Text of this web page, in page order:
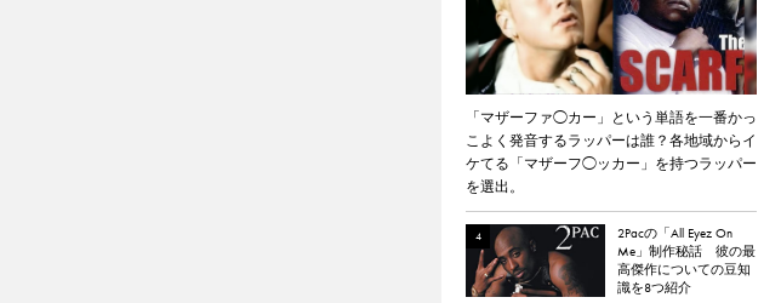
「マザーファ◯カー」という単語を一番かっ
こよく発音するラッパーは誰？各地域からイ
ケてる「マザーフ◯ッカー」を持つラッパー
を選出。
2Pacの「All Eyez On
Me」制作秘話 彼の最
高傑作についての豆知
識を8つ紹介